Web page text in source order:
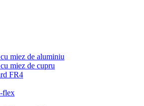
miez de aluminiu
miez de cupru
FR4
flex